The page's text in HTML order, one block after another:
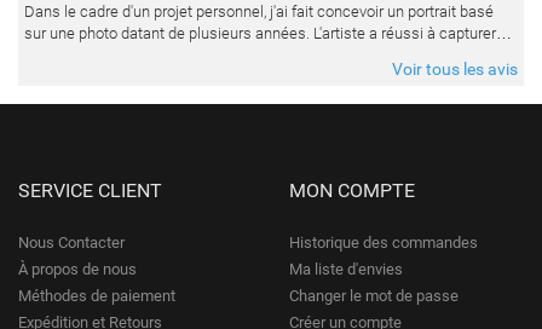
Dans le cadre d'un projet personnel, j'ai fait concevoir un portrait basé
sur une photo datant de plusieurs années. L'artiste a réussi à capturer
Voir tous les avis
SERVICE CLIENT
Nous Contacter
À propos de nous
Méthodes de paiement
Expédition et Retours
MON COMPTE
Historique des commandes
Ma liste d'envies
Changer le mot de passe
Créer un compte